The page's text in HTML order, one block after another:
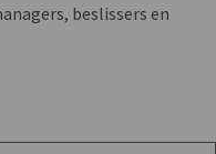
beslissers en